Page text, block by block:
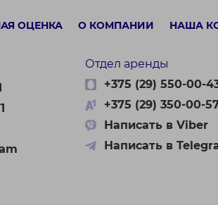
ОЦЕНКА О КОМПАНИИ НАША
Отдел аренды
+375 (29) 550-00-
+375 (29) 350-00-
Написать в Viber
Написать в